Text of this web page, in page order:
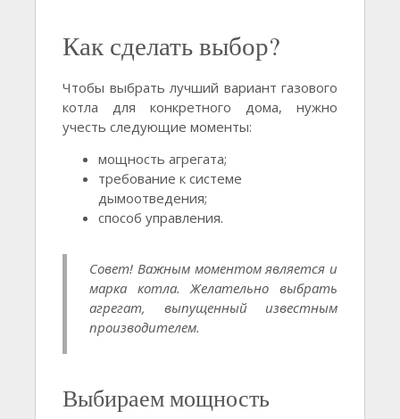
Как сделать выбор?
Чтобы выбрать лучший вариант газового
котла для конкретного дома, нужно
учесть следующие моменты:
мощность агрегата;
требование к системе
дымоотведения;
способ управления.
Совет! Важным моментом является и
марка котла. Желательно выбрать
агрегат, выпущенный известным
производителем.
Выбираем мощность